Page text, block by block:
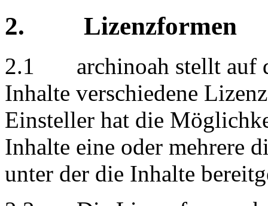
2. Lizenzformen
2.1 archinoah stellt auf
Inhalte verschiedene
Einsteller hat die
Inhalte eine oder mehrere
unter der die Inhalte